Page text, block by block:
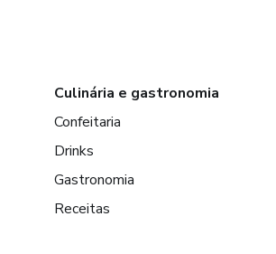
Culinária e gastronomia
Confeitaria
Drinks
Gastronomia
Receitas